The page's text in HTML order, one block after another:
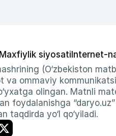
Maxfiylik siyosati Internet-
(O‘zbekiston
va ommaviy
olingan. Matnli
foydalanishga
taqdirda yo‘l qo‘yiladi.